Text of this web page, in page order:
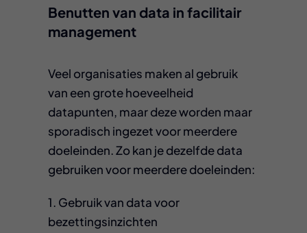
Benutten van data in facilitair
management
Veel organisaties maken al gebruik
van een grote hoeveelheid
datapunten, maar deze worden maar
sporadisch ingezet voor meerdere
doeleinden. Zo kan je dezelfde data
gebruiken voor meerdere doeleinden:
1. Gebruik van data voor
bezettingsinzichten